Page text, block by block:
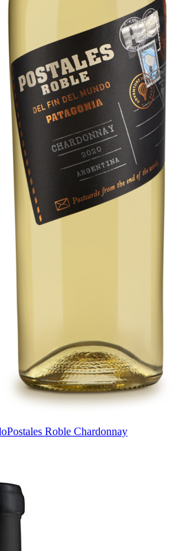
Postales Roble Chardonnay